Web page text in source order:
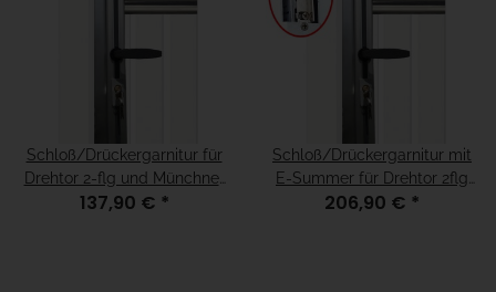
Schloß/Drückergarnitur für
Drehtor 2-flg und Münchner
Modell, für H=100 Weiß
137,90 € *
Schloß/Drückergarnitur mit
E-Summer für Drehtor 2flg
und Münchner Modell, für
206,90 € *